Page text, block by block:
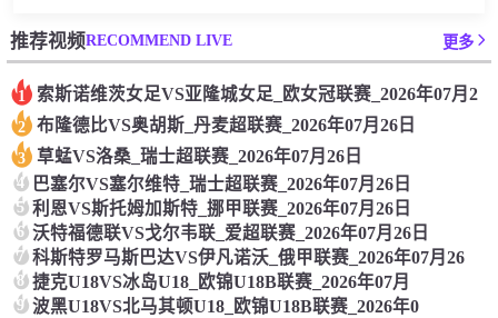
推荐视频RECOMMEND LIVE 更多
1 索斯诺维茨女足VS亚隆城女足_欧女冠联赛_2026年07月2
2 布隆德比VS奥胡斯_丹麦超联赛_2026年07月26日
3 草蜢VS洛桑_瑞士超联赛_2026年07月26日
4 巴塞尔VS塞尔维特_瑞士超联赛_2026年07月26日
5 利恩VS斯托姆加斯特_挪甲联赛_2026年07月26日
6 沃特福德联VS戈尔韦联_爱超联赛_2026年07月26日
7 科斯特罗马斯巴达VS伊凡诺沃_俄甲联赛_2026年07月26
8 捷克U18VS冰岛U18_欧锦U18B联赛_2026年07月
9 波黑U18VS北马其顿U18_欧锦U18B联赛_2026年0